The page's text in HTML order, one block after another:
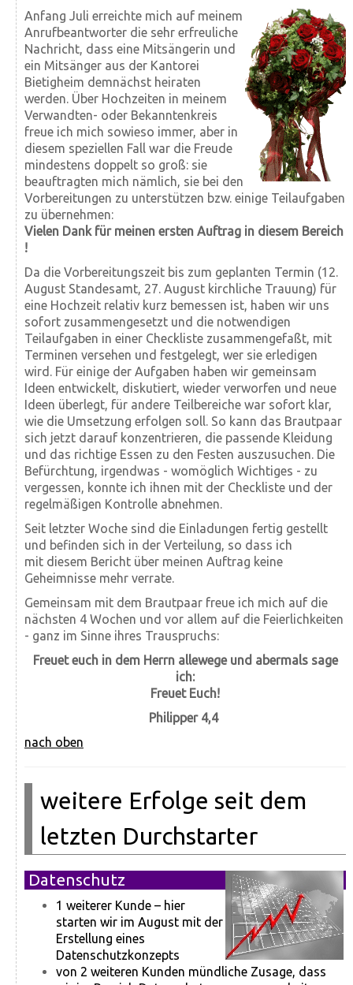
Anfang Juli erreichte mich auf meinem
Anrufbeantworter die sehr erfreuliche
Nachricht, dass eine Mitsängerin und
ein Mitsänger aus der Kantorei
Bietigheim demnächst heiraten
werden. Über Hochzeiten in meinem
Verwandten- oder Bekanntenkreis
freue ich mich sowieso immer, aber in
diesem speziellen Fall war die Freude
mindestens doppelt so groß: sie
beauftragten mich nämlich, sie bei den
Vorbereitungen zu unterstützen bzw. einige Teilaufgaben
zu übernehmen:
Vielen Dank für meinen ersten Auftrag in diesem Bereich
!
Da die Vorbereitungszeit bis zum geplanten Termin (12.
August Standesamt, 27. August kirchliche Trauung) für
eine Hochzeit relativ kurz bemessen ist, haben wir uns
sofort zusammengesetzt und die notwendigen
Teilaufgaben in einer Checkliste zusammengefaßt, mit
Terminen versehen und festgelegt, wer sie erledigen
wird. Für einige der Aufgaben haben wir gemeinsam
Ideen entwickelt, diskutiert, wieder verworfen und neue
Ideen überlegt, für andere Teilbereiche war sofort klar,
wie die Umsetzung erfolgen soll. So kann das Brautpaar
sich jetzt darauf konzentrieren, die passende Kleidung
und das richtige Essen zu den Festen auszusuchen. Die
Befürchtung, irgendwas - womöglich Wichtiges - zu
vergessen, konnte ich ihnen mit der Checkliste und der
regelmäßigen Kontrolle abnehmen.
Seit letzter Woche sind die Einladungen fertig gestellt
und befinden sich in der Verteilung, so dass ich
mit diesem Bericht über meinen Auftrag keine
Geheimnisse mehr verrate.
Gemeinsam mit dem Brautpaar freue ich mich auf die
nächsten 4 Wochen und vor allem auf die Feierlichkeiten
- ganz im Sinne ihres Trauspruchs:
Freuet euch in dem Herrn allewege und abermals sage
ich:
Freuet Euch!
Philipper 4,4
nach oben
weitere Erfolge seit dem
letzten Durchstarter
Datenschutz
1 weiterer Kunde – hier
starten wir im August mit der
Erstellung eines
Datenschutzkonzepts
von 2 weiteren Kunden mündliche Zusage, dass